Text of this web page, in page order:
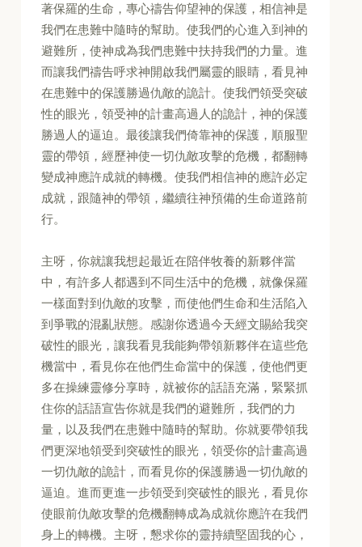
著保羅的生命，專心禱告仰望神的保護，相信神是
我們在患難中隨時的幫助。使我們的心進入到神的
避難所，使神成為我們患難中扶持我們的力量。進
而讓我們禱告呼求神開啟我們屬靈的眼睛，看見神
在患難中的保護勝過仇敵的詭計。使我們領受突破
性的眼光，領受神的計畫高過人的詭計，神的保護
勝過人的逼迫。最後讓我們倚靠神的保護，順服聖
靈的帶領，經歷神使一切仇敵攻擊的危機，都翻轉
變成神應許成就的轉機。使我們相信神的應許必定
成就，跟隨神的帶領，繼續往神預備的生命道路前
行。
主呀，你就讓我想起最近在陪伴牧養的新夥伴當
中，有許多人都遇到不同生活中的危機，就像保羅
一樣面對到仇敵的攻擊，而使他們生命和生活陷入
到爭戰的混亂狀態。感謝你透過今天經文賜給我突
破性的眼光，讓我看見我能夠帶領新夥伴在這些危
機當中，看見你在他們生命當中的保護，使他們更
多在操練靈修分享時，就被你的話語充滿，緊緊抓
住你的話語宣告你就是我們的避難所，我們的力
量，以及我們在患難中隨時的幫助。你就要帶領我
們更深地領受到突破性的眼光，領受你的計畫高過
一切仇敵的詭計，而看見你的保護勝過一切仇敵的
逼迫。進而更進一步領受到突破性的眼光，看見你
使眼前仇敵攻擊的危機翻轉成為成就你應許在我們
身上的轉機。主呀，懇求你的靈持續堅固我的心，